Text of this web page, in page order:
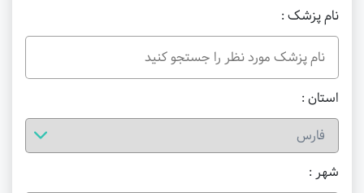
نام پزشک :
استان :
شهر :